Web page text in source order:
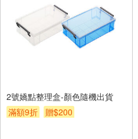
2號嬌點整理盒-顏色隨機出貨
滿額9折
贈$200